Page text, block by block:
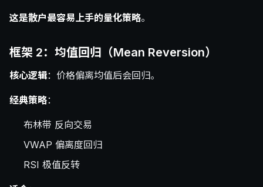
这是散户最容易上手的量化策略。
框架 2：均值回归（Mean Reversion）
核心逻辑：价格偏离均值后会回归。
经典策略：
布林带 反向交易
VWAP 偏离度回归
RSI 极值反转